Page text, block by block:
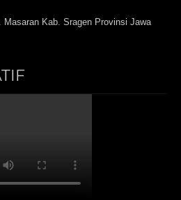
Kab. Sragen Provinsi Jawa